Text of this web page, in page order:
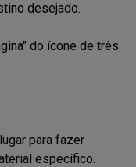
desejado.
do ícone de três
para fazer
específico.